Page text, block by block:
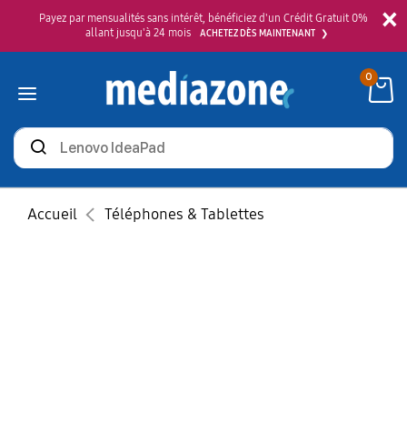
×
Payez par mensualités sans intérêt, bénéficiez d'un Crédit Gratuit 0%
allant jusqu'à 24 mois
ACHETEZ DÈS MAINTENANT
Rechercher
des
produits
0
Accueil Téléphones & Tablettes